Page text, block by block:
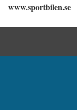
www.sportbilen.se